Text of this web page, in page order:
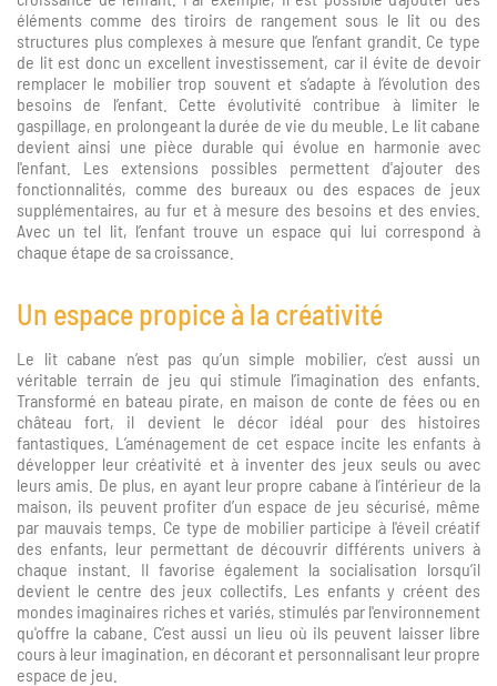
éléments comme des tiroirs de rangement sous le lit ou des
structures plus complexes à mesure que l’enfant grandit. Ce type
de lit est donc un excellent investissement, car il évite de devoir
remplacer le mobilier trop souvent et s’adapte à l’évolution des
besoins de l’enfant. Cette évolutivité contribue à limiter le
gaspillage, en prolongeant la durée de vie du meuble. Le lit cabane
devient ainsi une pièce durable qui évolue en harmonie avec
l'enfant. Les extensions possibles permettent d'ajouter des
fonctionnalités, comme des bureaux ou des espaces de jeux
supplémentaires, au fur et à mesure des besoins et des envies.
Avec un tel lit, l’enfant trouve un espace qui lui correspond à
chaque étape de sa croissance.
Un espace propice à la créativité
Le lit cabane n’est pas qu’un simple mobilier, c’est aussi un
véritable terrain de jeu qui stimule l’imagination des enfants.
Transformé en bateau pirate, en maison de conte de fées ou en
château fort, il devient le décor idéal pour des histoires
fantastiques. L’aménagement de cet espace incite les enfants à
développer leur créativité et à inventer des jeux seuls ou avec
leurs amis. De plus, en ayant leur propre cabane à l’intérieur de la
maison, ils peuvent profiter d’un espace de jeu sécurisé, même
par mauvais temps. Ce type de mobilier participe à l'éveil créatif
des enfants, leur permettant de découvrir différents univers à
chaque instant. Il favorise également la socialisation lorsqu’il
devient le centre des jeux collectifs. Les enfants y créent des
mondes imaginaires riches et variés, stimulés par l'environnement
qu'offre la cabane. C’est aussi un lieu où ils peuvent laisser libre
cours à leur imagination, en décorant et personnalisant leur propre
espace de jeu.